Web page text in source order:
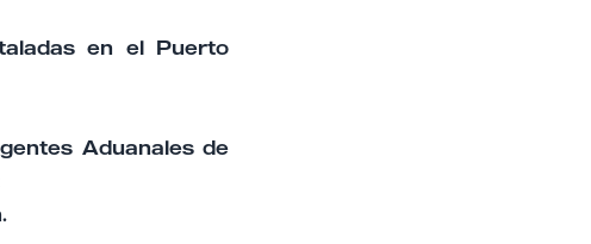
en el Puerto
Aduanales de